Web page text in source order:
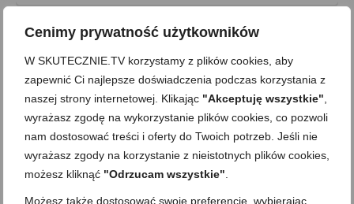
Cenimy prywatność użytkowników
W SKUTECZNIE.TV korzystamy z plików cookies, aby
zapewnić Ci najlepsze doświadczenia podczas korzystania z
naszej strony internetowej. Klikając "Akceptuję wszystkie"
wyrażasz zgodę na wykorzystanie plików cookies, co pozwoli
nam dostosować treści i oferty do Twoich potrzeb. Jeśli nie
wyrażasz zgody na korzystanie z nieistotnych plików cookies,
możesz kliknąć "Odrzucam wszystkie"
Możesz także dostosować swoje preferencje, wybierając